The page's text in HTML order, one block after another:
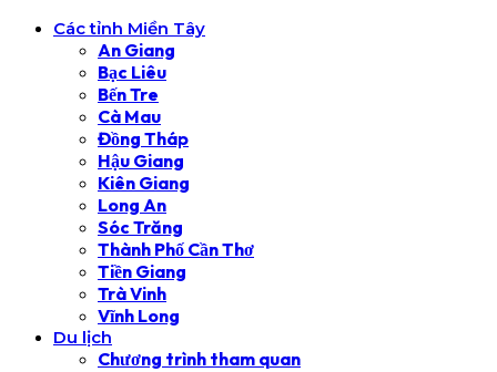
Các tỉnh Miền Tây
An Giang
Bạc Liêu
Bến Tre
Cà Mau
Đồng Tháp
Hậu Giang
Kiên Giang
Long An
Sóc Trăng
Thành Phố Cần Thơ
Tiền Giang
Trà Vinh
Vĩnh Long
Du lịch
Chương trình tham quan